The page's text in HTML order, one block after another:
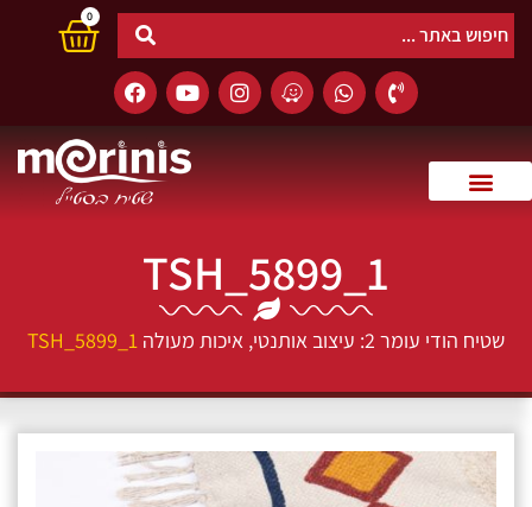
0
TSH_5899_1
שטיח הודי עומר 2: עיצוב אותנטי, איכות מעולה TSH_5899_1